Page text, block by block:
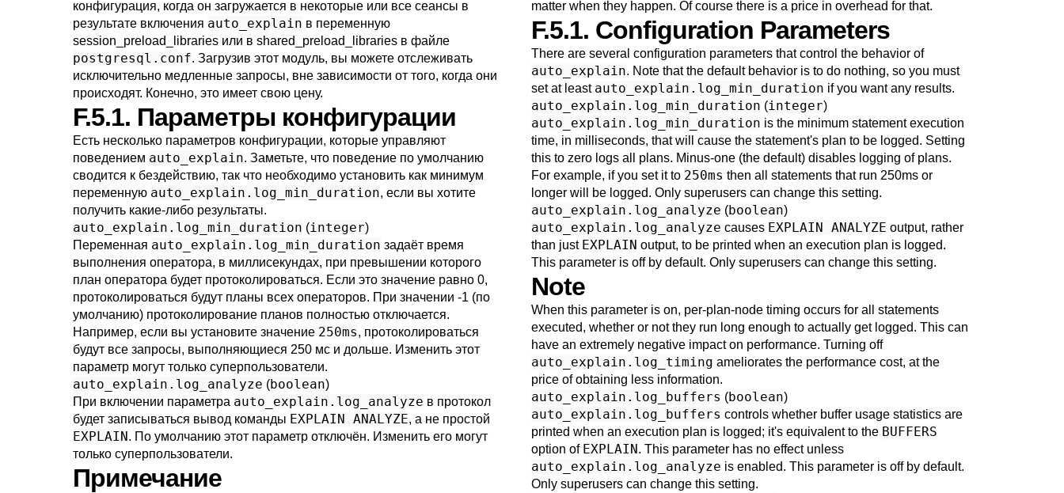
конфигурация, когда он загружается в некоторые или все сеансы в
результате включения auto_explain в переменную
session_preload_libraries или в shared_preload_libraries в файле
postgresql.conf. Загрузив этот модуль, вы можете отслеживать
исключительно медленные запросы, вне зависимости от того, когда они
происходят. Конечно, это имеет свою цену.
F.5.1. Параметры конфигурации
Есть несколько параметров конфигурации, которые управляют
поведением auto_explain. Заметьте, что поведение по умолчанию
сводится к бездействию, так что необходимо установить как минимум
переменную auto_explain.log_min_duration, если вы хотите
получить какие-либо результаты.
auto_explain.log_min_duration (integer)
Переменная auto_explain.log_min_duration задаёт время
выполнения оператора, в миллисекундах, при превышении которого
план оператора будет протоколироваться. Если это значение равно 0,
протоколироваться будут планы всех операторов. При значении -1 (по
умолчанию) протоколирование планов полностью отключается.
Например, если вы установите значение 250ms, протоколироваться
будут все запросы, выполняющиеся 250 мс и дольше. Изменить этот
параметр могут только суперпользователи.
auto_explain.log_analyze (boolean)
При включении параметра auto_explain.log_analyze в протокол
будет записываться вывод команды EXPLAIN ANALYZE, а не простой
EXPLAIN. По умолчанию этот параметр отключён. Изменить его могут
только суперпользователи.
Примечание
matter when they happen. Of course there is a price in overhead for that.
F.5.1. Configuration Parameters
There are several configuration parameters that control the behavior of
auto_explain. Note that the default behavior is to do nothing, so you must
set at least auto_explain.log_min_duration if you want any results.
auto_explain.log_min_duration (integer)
auto_explain.log_min_duration is the minimum statement execution
time, in milliseconds, that will cause the statement's plan to be logged. Setting
this to zero logs all plans. Minus-one (the default) disables logging of plans.
For example, if you set it to 250ms then all statements that run 250ms or
longer will be logged. Only superusers can change this setting.
auto_explain.log_analyze (boolean)
auto_explain.log_analyze causes EXPLAIN ANALYZE output, rather
than just EXPLAIN output, to be printed when an execution plan is logged.
This parameter is off by default. Only superusers can change this setting.
Note
When this parameter is on, per-plan-node timing occurs for all statements
executed, whether or not they run long enough to actually get logged. This can
have an extremely negative impact on performance. Turning off
auto_explain.log_timing ameliorates the performance cost, at the
price of obtaining less information.
auto_explain.log_buffers (boolean)
auto_explain.log_buffers controls whether buffer usage statistics are
printed when an execution plan is logged; it's equivalent to the BUFFERS
option of EXPLAIN. This parameter has no effect unless
auto_explain.log_analyze is enabled. This parameter is off by default.
Only superusers can change this setting.